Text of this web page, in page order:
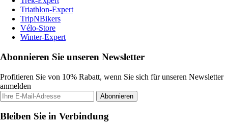
Triathlon-Expert
TripNBikers
Vélo-Store
Winter-Expert
Abonnieren Sie unseren Newsletter
Profitieren Sie von 10% Rabatt, wenn Sie sich für unseren Newsletter
anmelden
Abonnieren
Bleiben Sie in Verbindung